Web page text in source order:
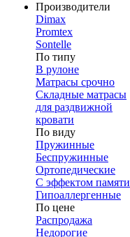
Производители
Dimax
Promtex
Sontelle
По типу
В рулоне
Матрасы срочно
Складные матрасы
для раздвижной
кровати
По виду
Пружинные
Беспружинные
Ортопедические
С эффектом памяти
Гипоаллергенные
По цене
Распродажа
Недорогие